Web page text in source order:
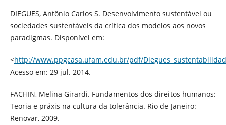
DIEGUES, Antônio Carlos S. Desenvolvimento sustentável ou
sociedades sustentáveis da crítica dos modelos aos novos
paradigmas. Disponível em:
<http://www.ppgcasa.ufam.edu.br/pdf/
Acesso em: 29 jul. 2014.
FACHIN, Melina Girardi. Fundamentos dos direitos humanos:
Teoria e práxis na cultura da tolerância. Rio de Janeiro:
Renovar, 2009.